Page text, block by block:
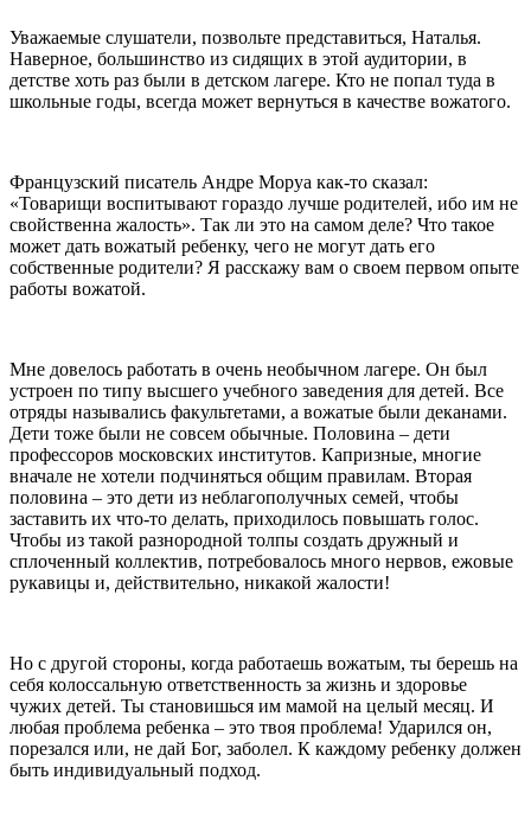
Уважаемые слушатели, позвольте представиться, Наталья.
Наверное, большинство из сидящих в этой аудитории, в
детстве хоть раз были в детском лагере. Кто не попал туда в
школьные годы, всегда может вернуться в качестве вожатого.
Французский писатель Андре Моруа как-то сказал:
«Товарищи воспитывают гораздо лучше родителей, ибо им не
свойственна жалость». Так ли это на самом деле? Что такое
может дать вожатый ребенку, чего не могут дать его
собственные родители? Я расскажу вам о своем первом опыте
работы вожатой.
Мне довелось работать в очень необычном лагере. Он был
устроен по типу высшего учебного заведения для детей. Все
отряды назывались факультетами, а вожатые были деканами.
Дети тоже были не совсем обычные. Половина – дети
профессоров московских институтов. Капризные, многие
вначале не хотели подчиняться общим правилам. Вторая
половина – это дети из неблагополучных семей, чтобы
заставить их что-то делать, приходилось повышать голос.
Чтобы из такой разнородной толпы создать дружный и
сплоченный коллектив, потребовалось много нервов, ежовые
рукавицы и, действительно, никакой жалости!
Но с другой стороны, когда работаешь вожатым, ты берешь на
себя колоссальную ответственность за жизнь и здоровье
чужих детей. Ты становишься им мамой на целый месяц. И
любая проблема ребенка – это твоя проблема! Ударился он,
порезался или, не дай Бог, заболел. К каждому ребенку должен
быть индивидуальный подход.